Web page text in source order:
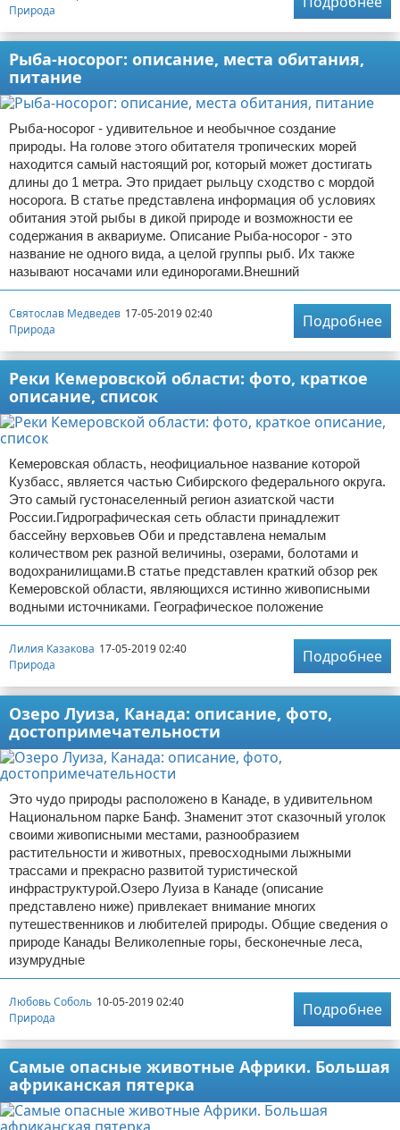
Природа
Рыба-носорог: описание, места обитания,
питание
Рыба-носорог - удивительное и необычное создание
природы. На голове этого обитателя тропических морей
находится самый настоящий рог, который может достигать
длины до 1 метра. Это придает рыльцу сходство с мордой
носорога. В статье представлена информация об условиях
обитания этой рыбы в дикой природе и возможности ее
содержания в аквариуме. Описание Рыба-носорог - это
название не одного вида, а целой группы рыб. Их также
называют носачами или единорогами.Внешний
Святослав Медведев 17-05-2019 02:40
Природа
Подробнее
Реки Кемеровской области: фото, краткое
описание, список
Кемеровская область, неофициальное название которой
Кузбасс, является частью Сибирского федерального округа.
Это самый густонаселенный регион азиатской части
России.Гидрографическая сеть области принадлежит
бассейну верховьев Оби и представлена немалым
количеством рек разной величины, озерами, болотами и
водохранилищами.В статье представлен краткий обзор рек
Кемеровской области, являющихся истинно живописными
водными источниками. Географическое положение
Лилия Казакова 17-05-2019 02:40
Природа
Подробнее
Озеро Луиза, Канада: описание, фото,
достопримечательности
Это чудо природы расположено в Канаде, в удивительном
Национальном парке Банф. Знаменит этот сказочный уголок
своими живописными местами, разнообразием
растительности и животных, превосходными лыжными
трассами и прекрасно развитой туристической
инфраструктурой.Озеро Луиза в Канаде (описание
представлено ниже) привлекает внимание многих
путешественников и любителей природы. Общие сведения о
природе Канады Великолепные горы, бесконечные леса,
изумрудные
Любовь Соболь 10-05-2019 02:40
Природа
Подробнее
Самые опасные животные Африки. Большая
африканская пятерка